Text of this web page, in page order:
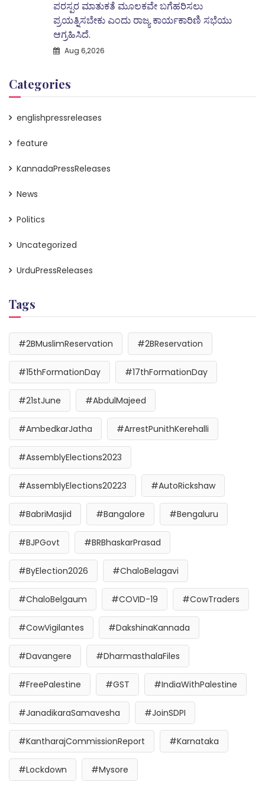
ಪರಸ್ಪರ ಮಾತುಕತೆ ಮೂಲಕವೇ ಬಗೆಹರಿಸಲು
ಪ್ರಯತ್ನಿಸಬೇಕು ಎಂದು ರಾಜ್ಯ ಕಾರ್ಯಕಾರಿಣಿ ಸಭೆಯು
ಆಗ್ರಹಿಸಿದೆ.
Aug 6,2026
Categories
englishpressreleases
feature
KannadaPressReleases
News
Politics
Uncategorized
UrduPressReleases
Tags
#2BMuslimReservation #2BReservation
#15thFormationDay #17thFormationDay
#21stJune #AbdulMajeed
#AmbedkarJatha #ArrestPunithKerehalli
#AssemblyElections2023
#AssemblyElections20223 #AutoRickshaw
#BabriMasjid #Bangalore #Bengaluru
#BJPGovt #BRBhaskarPrasad
#ByElection2026 #ChaloBelagavi
#ChaloBelgaum #COVID-19 #CowTraders
#CowVigilantes #DakshinaKannada
#Davangere #DharmasthalaFiles
#FreePalestine #GST #IndiaWithPalestine
#JanadikaraSamavesha #JoinSDPI
#KantharajCommissionReport #Karnataka
#Lockdown #Mysore